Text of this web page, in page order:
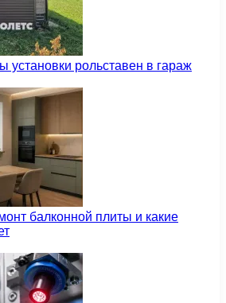
установки рольставен в гараж
балконной плиты и какие